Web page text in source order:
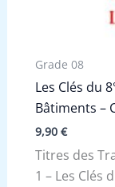
Grade 08
Les Clés du
Bâtiments –
9,90 €
Titres des
1 – Les Clés